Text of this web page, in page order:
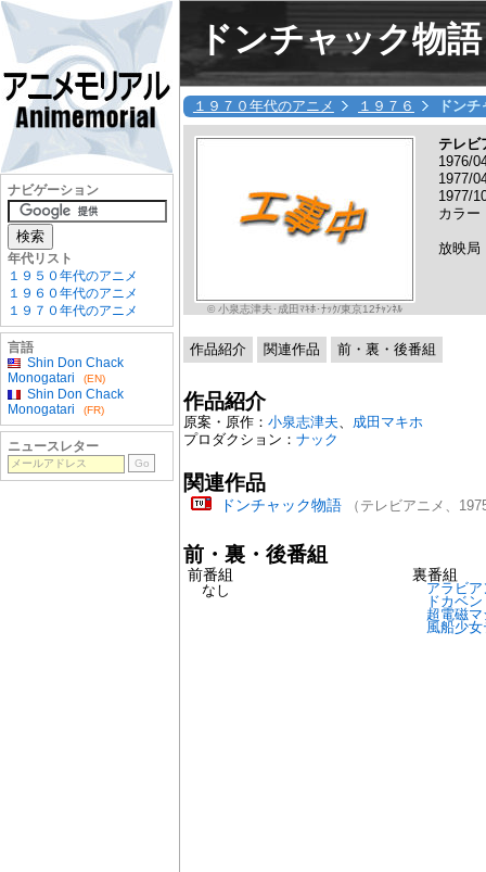
ドンチャック物語
１９７０年代のアニメ １９７６ ドン
© 小泉志津夫･成田ﾏｷﾎ･ﾅｯｸ/東京12ﾁｬﾝﾈﾙ
テレビ
1976/
1977/
1977/
カラー
放映
作品紹介 関連作品 前・裏・後番組
作品紹介
原案・原作： 小泉志津夫
成田マキホ
プロダクション： ナック
関連作品
ドンチャック物語（テレビアニメ、
前・裏・後番組
前番組
なし
裏番組
アラビ
ドカベン
超電磁
風船少
ナビゲーション
年代リスト
１９５０年代のアニメ
１９６０年代のアニメ
１９７０年代のアニメ
言語
Shin Don Chack
Monogatari
(EN)
Shin Don Chack
Monogatari
(FR)
ニュースレター